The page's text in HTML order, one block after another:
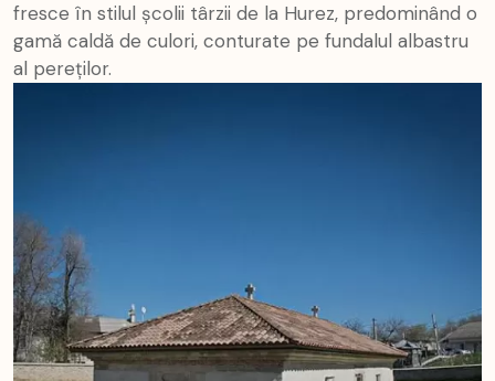
fresce în stilul școlii târzii de la Hurez, predominând o
gamă caldă de culori, conturate pe fundalul albastru
al pereţilor.